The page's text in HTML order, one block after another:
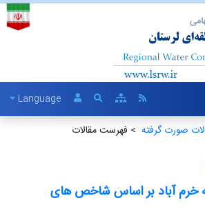
Language
صورت گرفته > فهرست مقالات
خرم آباد بر اساس شاخص های